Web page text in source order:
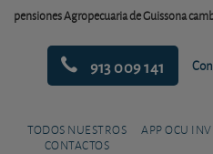
pensiones Agropecuaria de Guissona
913 009 141
TODOS NUESTROS
CONTACTOS
APP OCU